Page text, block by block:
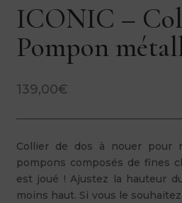
ICONIC –
Pompon
139,00€
Collier de dos à nouer pour
pompons composés de fines
est joué ! Ajustez la hauteur
moins haut. Si vous le